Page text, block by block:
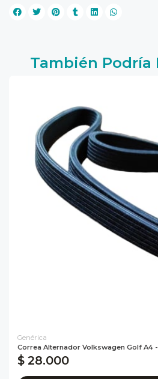
También Podría
Genérica
Correa Alternador Volkswagen Golf A4
$ 28.000